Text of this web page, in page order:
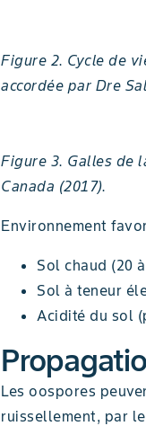
Figure 2. Cycle de
accordée par Dre
Figure 3. Galles de
Canada (2017).
Environnement
Sol chaud (20 à
Sol à teneur
Acidité du sol
Les oospores
ruissellement, par